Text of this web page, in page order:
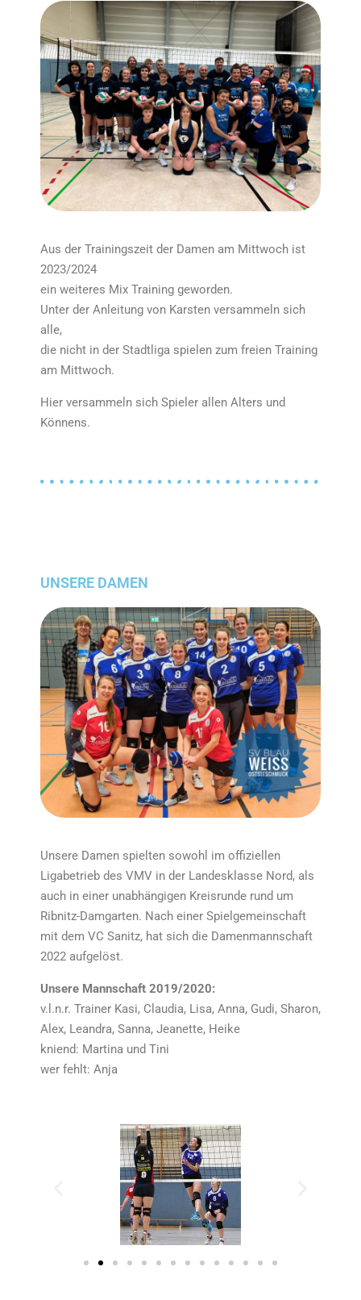
Aus der Trainingszeit der Damen am Mittwoch ist
2023/2024
ein weiteres Mix Training geworden.
Unter der Anleitung von Karsten versammeln sich
alle,
die nicht in der Stadtliga spielen zum freien Training
am Mittwoch.
Hier versammeln sich Spieler allen Alters und
Könnens.
UNSERE DAMEN
Unsere Damen spielten sowohl im offiziellen
Ligabetrieb des VMV in der Landesklasse Nord, als
auch in einer unabhängigen Kreisrunde rund um
Ribnitz-Damgarten. Nach einer Spielgemeinschaft
mit dem VC Sanitz, hat sich die Damenmannschaft
2022 aufgelöst.
Unsere Mannschaft 2019/2020:
v.l.n.r. Trainer Kasi, Claudia, Lisa, Anna, Gudi, Sharon,
Alex, Leandra, Sanna, Jeanette, Heike
kniend: Martina und Tini
wer fehlt: Anja